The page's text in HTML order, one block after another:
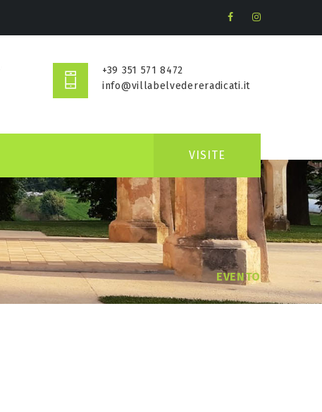
+39 351 571 8472
info@villabelvedereradicati.it
VISITE
EVENTO